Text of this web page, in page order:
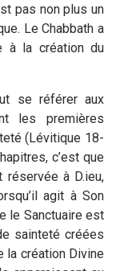
pas non plus un
Le Chabbath a
à la création du
se référer aux
les premières
(Lévitique 18-
c’est que
réservée à D.ieu,
agit à Son
le Sanctuaire est
sainteté créées
la création Divine